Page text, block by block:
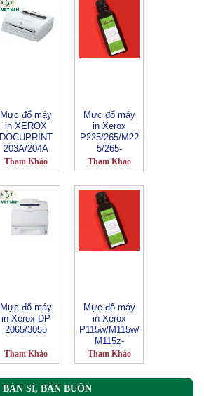
Mực đổ máy
in XEROX
DOCUPRINT
203A/204A
Tham Khảo
Mực đổ máy
in Xerox
P225/265/M22
5/265-
CT202329
Tham Khảo
Mực đổ máy
in Xerox DP
2065/3055
Tham Khảo
Mực đổ máy
in Xerox
P115w/M115w/
M115z-
CT202137
Tham Khảo
BÁN SỈ, BÁN BUÔN